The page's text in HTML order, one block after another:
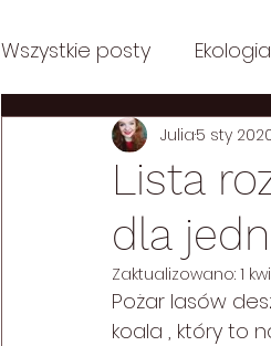
Wszystkie posty Ekologia
Posts in English
Posts in English:
Posts in English:
Lista
dla
Julia5 sty
Zaktualizowano: 1
Pożar lasów
koala , który to